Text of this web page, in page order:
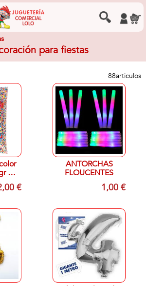
para fiestas
88articulos
en
€
ANTORCHAS
FLOUCENTES
1,00 €